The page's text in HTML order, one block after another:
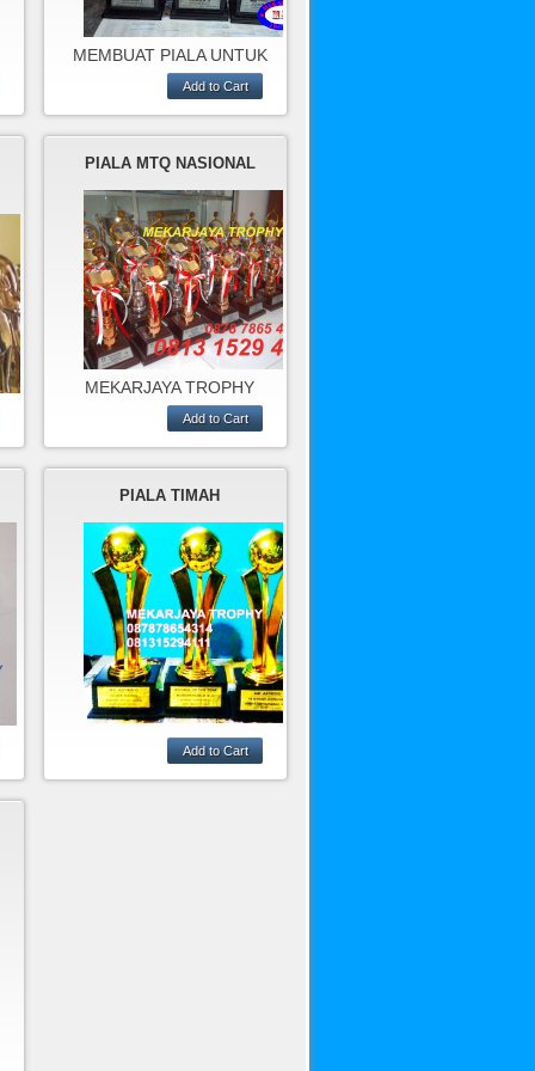
MEMBUAT PIALA UNTUK
KEJUARAAN
MENYANYI,KARAOKE DLL
YANG TERBUAT DARI
BAHAN RESIN DAN TIMAH
PIALA MTQ NASIONAL
MEKARJAYA TROPHY
ADALAH TEMPAT
PRODUKSI
PIALA,PLAKAT,MEDALI,PAT
UNG,DLL
PIALA TIMAH
MEKARJAYA TROPHY
ADALAH PUSAT
PEMBUATAN PIALA DARI